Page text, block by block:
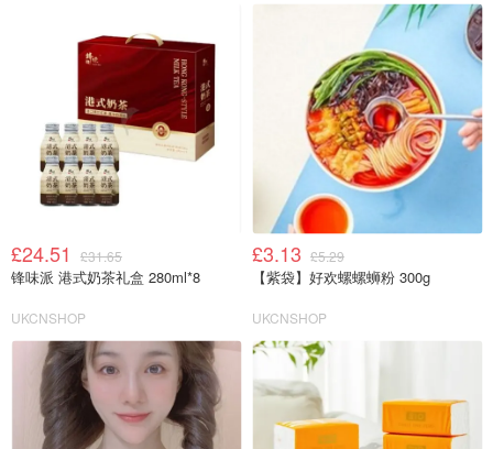
£24.51 £31.65
锋味派 港式奶茶礼盒 280ml*8
UKCNSHOP
£3.13 £5.29
【紫袋】好欢螺螺蛳粉 300g
UKCNSHOP